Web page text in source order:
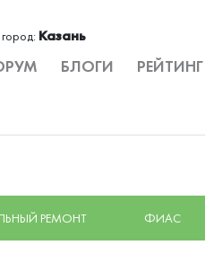
Казань
БЛОГИ
РЕМОНТ ФИАС